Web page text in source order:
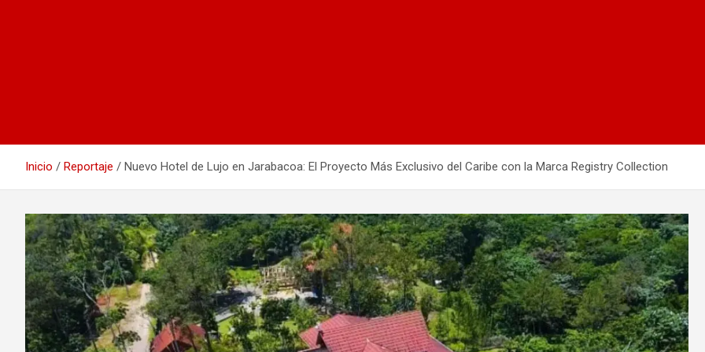
Inicio Reportaje Nuevo Hotel de Lujo en Jarabacoa: El Proyecto Más Exclusivo del Caribe con la Marca Registry Collection